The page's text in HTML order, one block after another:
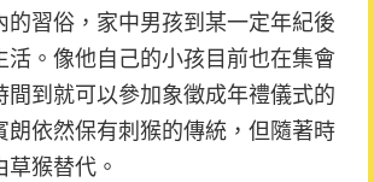
的習俗，家中男孩到某一定年紀後
活。像他自己的小孩目前也在集會
間到就可以參加象徵成年禮儀式的
朗依然保有刺猴的傳統，但隨著時
猴替代。